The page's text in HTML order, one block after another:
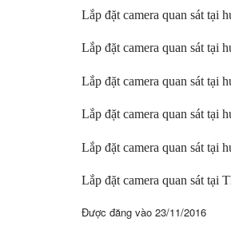
Lắp đặt camera quan sát tại
Lắp đặt camera quan sát tại
Lắp đặt camera quan sát tại
Lắp đặt camera quan sát tại
Lắp đặt camera quan sát tại
Lắp đặt camera quan sát tại
Được đăng vào 23/11/2016